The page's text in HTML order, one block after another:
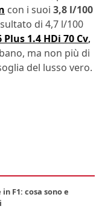
con i suoi 3,8 l/100
di 4,7 l/100
Plus 1.4 HDi 70 Cv,
ma non più di
del lusso vero.
F1: cosa sono e